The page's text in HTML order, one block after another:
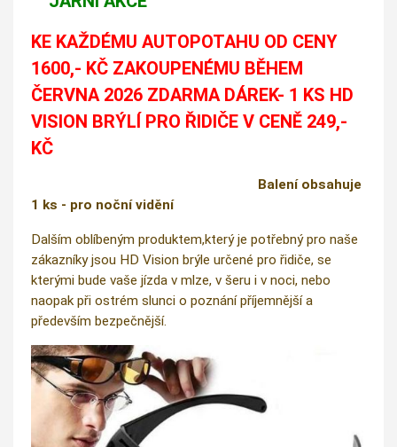
KE KAŽDÉMU AUTOPOTAHU OD CENY
1600,- KČ ZAKOUPENÉMU BĚHEM
ČERVNA 2026 ZDARMA DÁREK- 1 KS HD
VISION BRÝLÍ PRO ŘIDIČE V CENĚ 249,-
KČ
Balení obsahuje
1 ks - pro noční vidění
Dalším oblíbeným produktem,který je potřebný pro naše
zákazníky jsou HD Vision brýle určené pro řidiče, se
kterými bude vaše jízda v mlze, v šeru i v noci, nebo
naopak při ostrém slunci o poznání příjemnější a
především bezpečnější.